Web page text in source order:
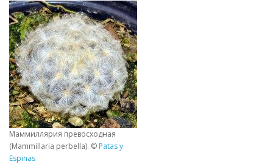
Маммиллярия превосходная
(Mammillaria perbella). © Patas y
Espinas